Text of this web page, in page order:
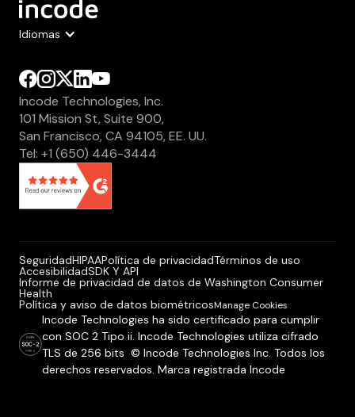
Idiomas
Incode Technologies, Inc.
101 Mission St, Suite 900,
San Francisco, CA 94105, EE. UU.
Tel: +1 (650) 446-3444
SeguridadHIPAAPolítica de privacidadTérminos de uso
AccesibilidadSDK Y API
Informe de privacidad de datos de Washington Consumer
Health
Política y aviso de datos biométricosManage Cookies
Incode Technologies ha sido certificado para cumplir
con SOC 2 Tipo ii. Incode Technologies utiliza cifrado
TLS de 256 bits © Incode Technologies Inc. Todos los
derechos reservados. Marca registrada Incode